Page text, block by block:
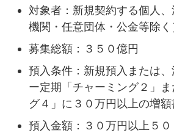
対象者：新規契約する個人
機関・任意団体・公金等除く
募集総額：３５０億円
預入条件：新規預入または
ー定期「チャーミング２」
グ４」に３０万円以上の増額
預入金額：３０万円以上５